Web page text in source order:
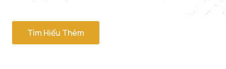
Tìm Hiểu Thêm